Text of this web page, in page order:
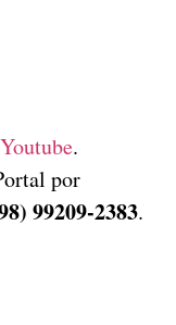
Youtube.
por
99209-2383.